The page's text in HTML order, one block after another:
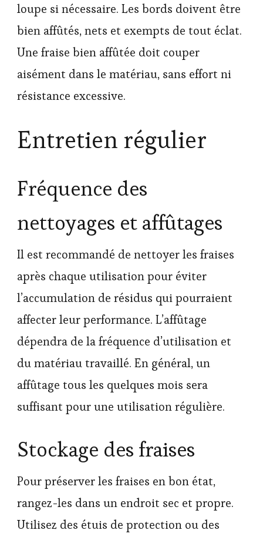
loupe si nécessaire. Les bords doivent être
bien affûtés, nets et exempts de tout éclat.
Une fraise bien affûtée doit couper
aisément dans le matériau, sans effort ni
résistance excessive.
Entretien régulier
Fréquence des
nettoyages et affûtages
Il est recommandé de nettoyer les fraises
après chaque utilisation pour éviter
l’accumulation de résidus qui pourraient
affecter leur performance. L’affûtage
dépendra de la fréquence d’utilisation et
du matériau travaillé. En général, un
affûtage tous les quelques mois sera
suffisant pour une utilisation régulière.
Stockage des fraises
Pour préserver les fraises en bon état,
rangez-les dans un endroit sec et propre.
Utilisez des étuis de protection ou des